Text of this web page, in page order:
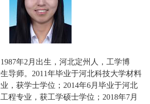
年2月出生，河北定州人，工学博
导师。2011年毕业于河北科技大学材料
，获学士学位；2014年6月毕业于河北
程专业，获工学硕士学位；2018年7月